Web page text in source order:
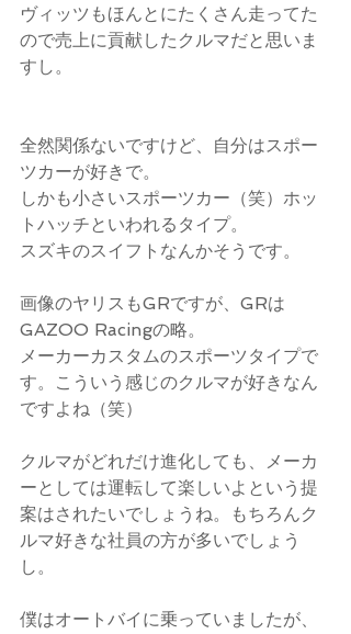
ヴィッツもほんとにたくさん走ってた
ので売上に貢献したクルマだと思いま
すし。
全然関係ないですけど、自分はスポー
ツカーが好きで。
しかも小さいスポーツカー（笑）ホッ
トハッチといわれるタイプ。
スズキのスイフトなんかそうです。
画像のヤリスもGRですが、GRは
GAZOO Racingの略。
メーカーカスタムのスポーツタイプで
す。こういう感じのクルマが好きなん
ですよね（笑）
クルマがどれだけ進化しても、メーカ
ーとしては運転して楽しいよという提
案はされたいでしょうね。もちろんク
ルマ好きな社員の方が多いでしょう
し。
僕はオートバイに乗っていましたが、